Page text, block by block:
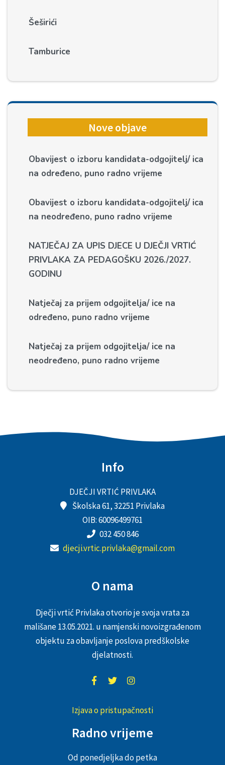
Šeširići
Tamburice
Nove objave
Obavijest o izboru kandidata-odgojitelj/ ica
na određeno, puno radno vrijeme
Obavijest o izboru kandidata-odgojitelj/ ica
na neodređeno, puno radno vrijeme
NATJEČAJ ZA UPIS DJECE U DJEČJI VRTIĆ
PRIVLAKA ZA PEDAGOŠKU 2026./2027.
GODINU
Natječaj za prijem odgojitelja/ ice na
određeno, puno radno vrijeme
Natječaj za prijem odgojitelja/ ice na
neodređeno, puno radno vrijeme
Info
DJEČJI VRTIĆ PRIVLAKA
Školska 61, 32251 Privlaka
OIB: 60096499761
032 450 846
djecji.vrtic.privlaka@gmail.com
O nama
Dječji vrtić Privlaka otvorio je svoja vrata za
mališane 13.05.2021. u namjenski novoizgrađenom
objektu za obavljanje poslova predškolske
djelatnosti.
Izjava o pristupačnosti
Radno vrijeme
Od ponedjeljka do petka